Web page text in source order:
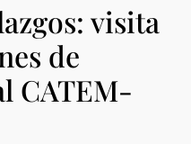
visita
de
CATEM-